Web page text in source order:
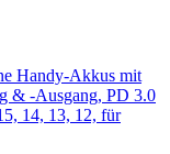
Handy-Akkus mit
& -Ausgang, PD 3.0
14, 13, 12, für